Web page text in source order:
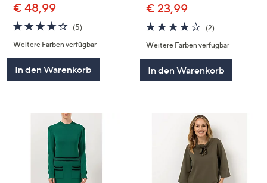
€ 48,99
4.0
von
5
(5)5
Weitere Farben verfügbar
In den Warenkorb
€ 23,99
4.0
von
5
(2)
Weitere Farben verfügbar
In den Warenkorb